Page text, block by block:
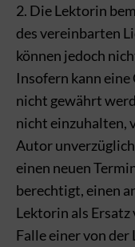
2. Die Lektorin
des vereinbarten
können jedoch
Insofern kann
nicht gewährt
nicht einzuhalten,
Autor
einen neuen
berechtigt, einen
Lektorin als
Falle einer von